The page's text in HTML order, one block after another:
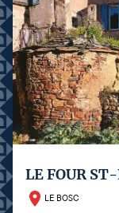
LE FOUR
LE BOSC